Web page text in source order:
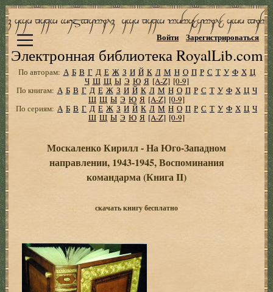
Электронная библиотека RoyalLib.com
Войти Зарегистрироваться
По авторам: А Б В Г Д Е Ж З И Й К Л М Н О П Р С Т У Ф Х Ц
Ч Ш Щ Ы Э Ю Я [A-Z] [0-9]
По книгам: А Б В Г Д Е Ж З И Й К Л М Н О П Р С Т У Ф Х Ц Ч
Ш Щ Ы Э Ю Я [A-Z] [0-9]
По сериям: А Б В Г Д Е Ж З И Й К Л М Н О П Р С Т У Ф Х Ц Ч
Ш Щ Ы Э Ю Я [A-Z] [0-9]
Москаленко Кирилл - На Юго-Западном
направлении, 1943-1945, Воспоминания
командарма (Книга II)
скачать книгу бесплатно